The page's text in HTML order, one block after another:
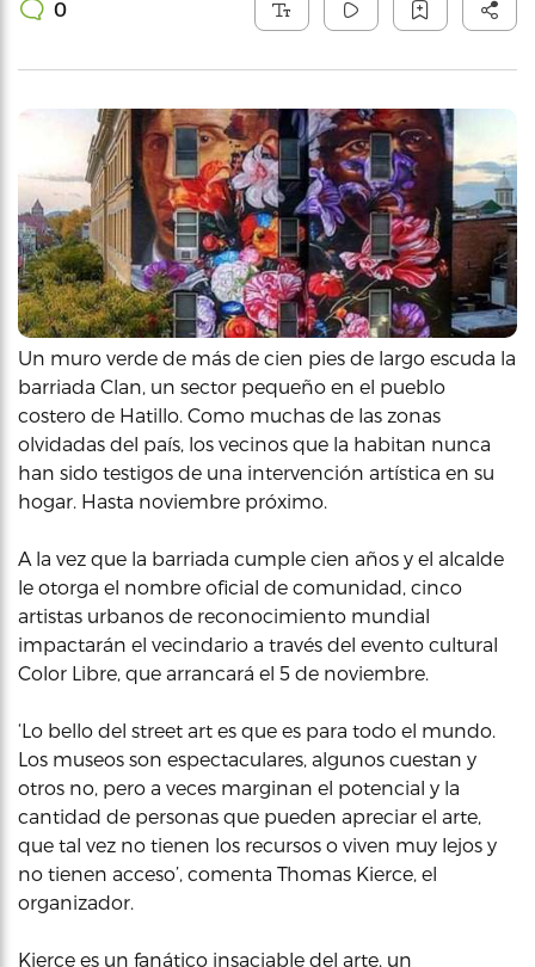
0
Un muro verde de más de cien pies de largo escuda la
barriada Clan, un sector pequeño en el pueblo
costero de Hatillo. Como muchas de las zonas
olvidadas del país, los vecinos que la habitan nunca
han sido testigos de una intervención artística en su
hogar. Hasta noviembre próximo.
A la vez que la barriada cumple cien años y el alcalde
le otorga el nombre oficial de comunidad, cinco
artistas urbanos de reconocimiento mundial
impactarán el vecindario a través del evento cultural
Color Libre, que arrancará el 5 de noviembre.
‘Lo bello del street art es que es para todo el mundo.
Los museos son espectaculares, algunos cuestan y
otros no, pero a veces marginan el potencial y la
cantidad de personas que pueden apreciar el arte,
que tal vez no tienen los recursos o viven muy lejos y
no tienen acceso’, comenta Thomas Kierce, el
organizador.
Kierce es un fanático insaciable del arte, un